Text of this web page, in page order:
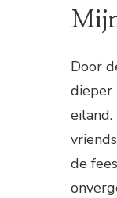
Door
dieper
de